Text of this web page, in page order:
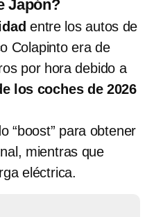
Japón?
entre los autos de
Colapinto era de
por hora debido a
los coches de 2026
“boost” para obtener
mientras que
eléctrica.